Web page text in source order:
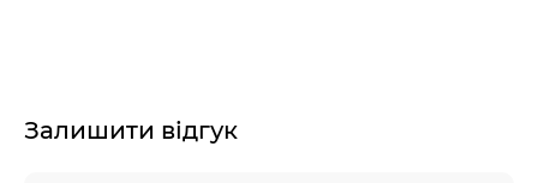
Залишити відгук